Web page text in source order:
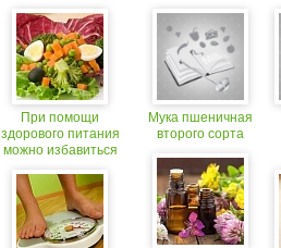
При помощи
здорового питания
можно избавиться
синдрома
Мука пшеничная
второго сорта